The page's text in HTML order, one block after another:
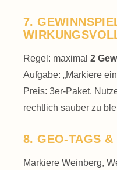
7.
Regel: maximal 2
Aufgabe: „Markiere
Preis: 3er-Paket.
rechtlich sauber zu
8. GEO-TAGS
Markiere Weinberg,